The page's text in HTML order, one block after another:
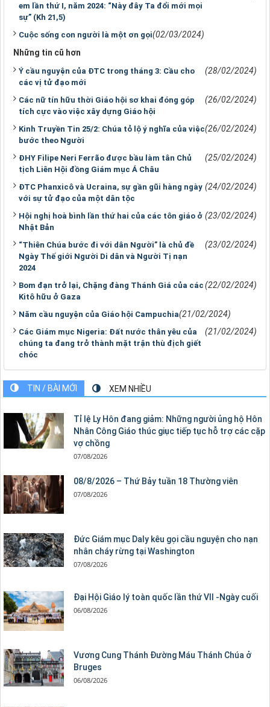
em lần thứ I, năm 2024: “Này đây Ta đổi mới mọi
sự” (Kh 21,5)
Cuộc sống con người là một ơn gọi(02/03/2024)
Những tin cũ hơn
Ý cầu nguyện của ĐTC trong tháng 3: Cầu cho
các vị tử đạo mới
(28/02/2024)
Các nữ tín hữu thời Giáo hội sơ khai đóng góp
tích cực vào việc xây dựng Giáo hội
(26/02/2024)
Kinh Truyền Tin 25/2: Chúa tỏ lộ ý nghĩa của việc
bước theo Người
(26/02/2024)
ĐHY Filipe Neri Ferrão được bầu làm tân Chủ
tịch Liên Hội đồng Giám mục Á Châu
(25/02/2024)
ĐTC Phanxicô và Ucraina, sự gần gũi hàng ngày
với sự tử đạo của một dân tộc
(24/02/2024)
Hội nghị hoà bình lần thứ hai của các tôn giáo ở
Nhật Bản
(23/02/2024)
“Thiên Chúa bước đi với dân Người” là chủ đề
Ngày Thế giới Người Di dân và Người Tị nạn
2024
(23/02/2024)
Bom đạn trở lại, Chặng đàng Thánh Giá của các
Kitô hữu ở Gaza
(22/02/2024)
Năm cầu nguyện của Giáo hội Campuchia(21/02/2024)
Các Giám mục Nigeria: Đất nước thân yêu của
chúng ta đang trở thành mặt trận thù địch giết
chóc
(21/02/2024)
TIN / BÀI MỚI XEM NHIỀU
Tỉ lệ Ly Hôn đang giảm: Những người ủng hộ Hôn
Nhân Công Giáo thúc giục tiếp tục hỗ trợ các cặp
vợ chồng
07/08/2026
08/8/2026 – Thứ Bảy tuần 18 Thường viên
07/08/2026
Đức Giám mục Daly kêu gọi cầu nguyện cho nạn
nhân cháy rừng tại Washington
07/08/2026
Đại Hội Giáo lý toàn quốc lần thứ VII -Ngày cuối
06/08/2026
Vương Cung Thánh Ðường Máu Thánh Chúa ở
Bruges
06/08/2026